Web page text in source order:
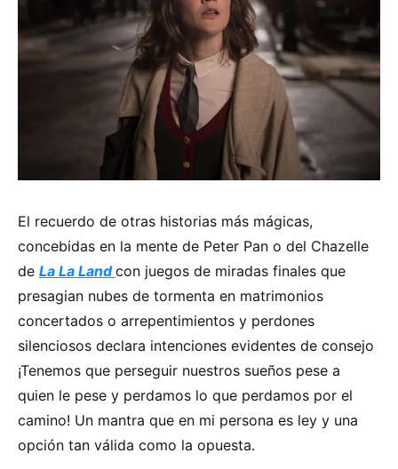
El recuerdo de otras historias más mágicas,
concebidas en la mente de Peter Pan o del Chazelle
de La La Landcon juegos de miradas finales que
presagian nubes de tormenta en matrimonios
concertados o arrepentimientos y perdones
silenciosos declara intenciones evidentes de consejo
¡Tenemos que perseguir nuestros sueños pese a
quien le pese y perdamos lo que perdamos por el
camino! Un mantra que en mi persona es ley y una
opción tan válida como la opuesta.